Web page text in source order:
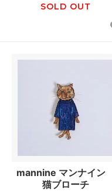
SOLD OUT
mannine マンナイン
猫ブローチ